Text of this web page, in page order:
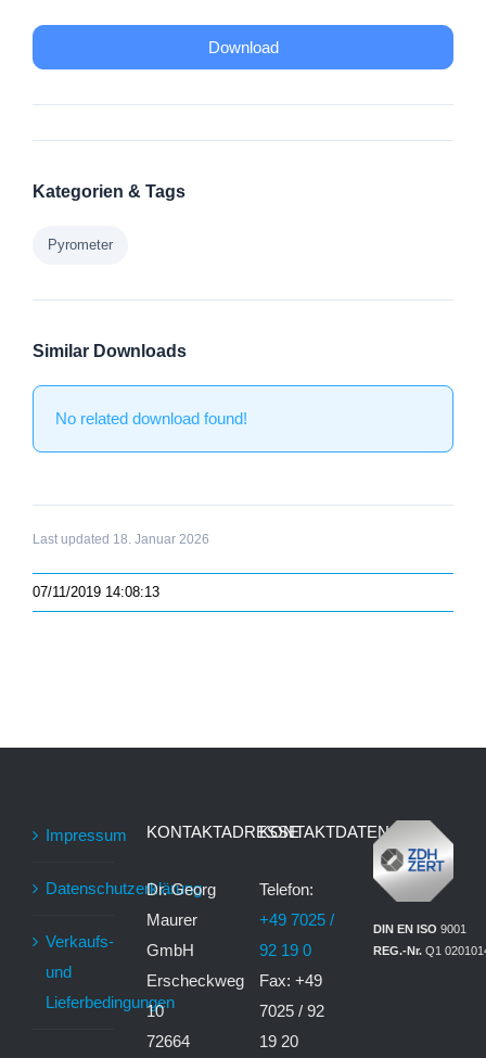
Download
Kategorien & Tags
Pyrometer
Similar Downloads
No related download found!
Last updated 18. Januar 2026
07/11/2019 14:08:13
Impressum
Datenschutzerklärung
Verkaufs-
und
Lieferbedingungen
KONTAKTADRESSE
Dr. Georg
Maurer
GmbH
Erscheckweg
10
72664
KONTAKTDATEN
Telefon:
+49 7025 /
92 19 0
Fax: +49
7025 / 92
19 20
DIN EN ISO 9001
REG.-Nr. Q1